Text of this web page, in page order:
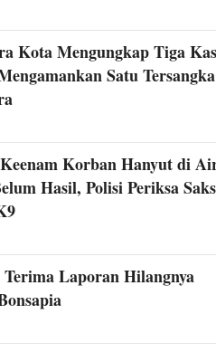
Kota Mengungkap Tiga
Satu Tersangka
Korban Hanyut di
Hasil, Polisi Periksa
Terima Laporan Hilangnya